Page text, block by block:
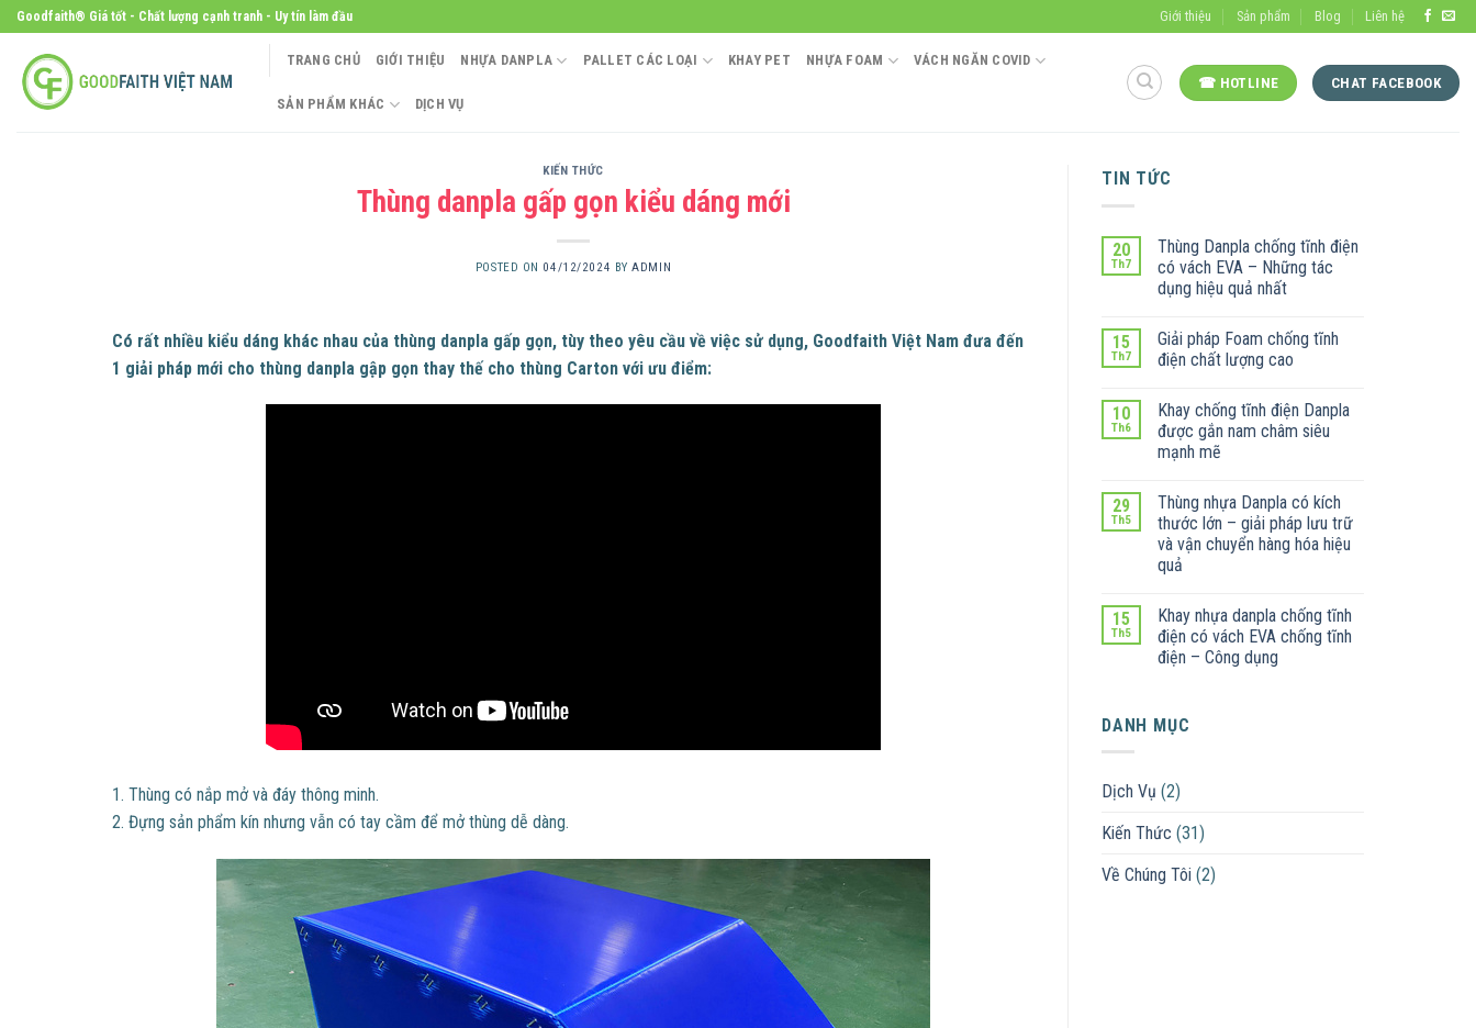
Skip
to
content
Goodfaith® Giá tốt - Chất lượng cạnh tranh - Uy tín làm đầu Giới thiệu Sản phẩm Blog Liên hệ
TRANG CHỦ GIỚI THIỆU NHỰA DANPLA PALLET CÁC LOẠI KHAY PET NHỰA FOAM VÁCH NGĂN COVID
SẢN PHẨM KHÁC DỊCH VỤ
☎ HOTLINE CHAT FACEBOOK
KIẾN THỨC
Thùng danpla gấp gọn kiểu dáng mới
POSTED ON 04/12/2024 BYADMIN
Có rất nhiều kiểu dáng khác nhau của thùng danpla gấp gọn, tùy theo yêu cầu về việc sử dụng, Goodfaith Việt Nam đưa đến
1 giải pháp mới cho thùng danpla gập gọn thay thế cho thùng Carton với ưu điểm:
1. Thùng có nắp mở và đáy thông minh.
2. Đựng sản phẩm kín nhưng vẫn có tay cầm để mở thùng dễ dàng.
TIN TỨC
20
Th7
Thùng Danpla chống tĩnh điện
có vách EVA – Những tác
dụng hiệu quả nhất
15
Th7
Giải pháp Foam chống tĩnh
điện chất lượng cao
10
Th6
Khay chống tĩnh điện Danpla
được gắn nam châm siêu
mạnh mẽ
29
Th5
Thùng nhựa Danpla có kích
thước lớn – giải pháp lưu trữ
và vận chuyển hàng hóa hiệu
quả
15
Th5
Khay nhựa danpla chống tĩnh
điện có vách EVA chống tĩnh
điện – Công dụng
DANH MỤC
Dịch Vụ (2)
Kiến Thức (31)
Về Chúng Tôi (2)